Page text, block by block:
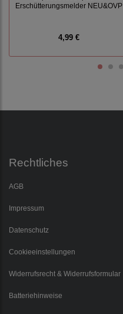
Erschütterungsmelder NEU&OVP
4,99 €
Rechtliches
AGB
Impressum
Datenschutz
Cookieeinstellungen
Widerrufsrecht & Widerrufsformular
Batteriehinweise